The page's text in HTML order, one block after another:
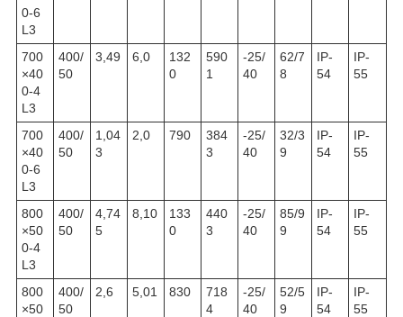
0-6
L3
700
×40
0-4
L3
400/
50
3,49 6,0
132
0
590
1
-25/
40
62/7
8
IP-
54
IP-
55
700
×40
0-6
L3
400/
50
1,04
3
2,0 790
384
3
-25/
40
32/3
9
IP-
54
IP-
55
800
×50
0-4
L3
400/
50
4,74
5
8,10
133
0
440
3
-25/
40
85/9
9
IP-
54
IP-
55
800
×50
400/
50
2,6 5,01 830
718
4
-25/
40
52/5
9
IP-
54
IP-
55